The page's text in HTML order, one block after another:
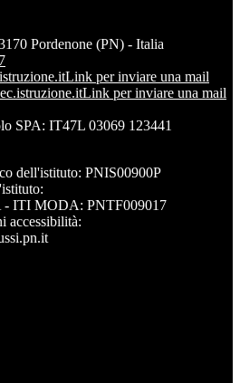
Pordenone (PN) - Italia
Link per inviare una mail
Link per inviare una mail
SPA: IT47L 03069 123441
dell'istituto: PNIS00900P
- ITI MODA: PNTF009017
accessibilità: